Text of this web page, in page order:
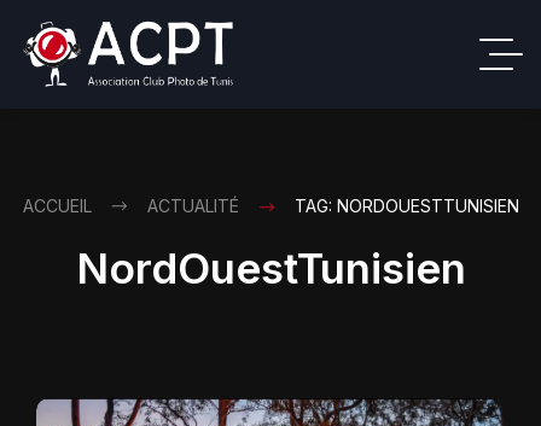
ACCUEIL ACTUALITÉ TAG: NORDOUESTTUNISIEN
NordOuestTunisien